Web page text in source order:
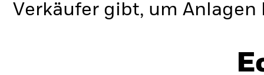
Verkäufer gibt, um